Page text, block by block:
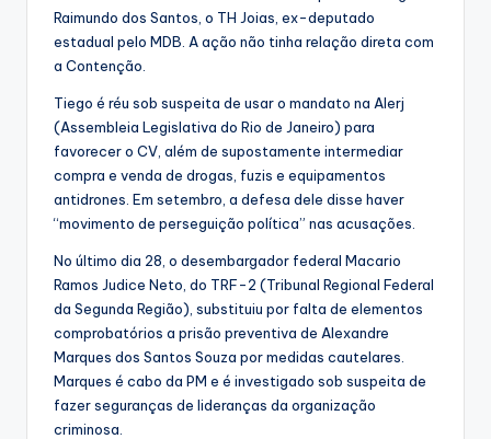
Raimundo dos Santos, o TH Joias, ex-deputado
estadual pelo MDB. A ação não tinha relação direta com
a Contenção.
Tiego é réu sob suspeita de usar o mandato na Alerj
(Assembleia Legislativa do Rio de Janeiro) para
favorecer o CV, além de supostamente intermediar
compra e venda de drogas, fuzis e equipamentos
antidrones. Em setembro, a defesa dele disse haver
“movimento de perseguição política” nas acusações.
No último dia 28, o desembargador federal Macario
Ramos Judice Neto, do TRF-2 (Tribunal Regional Federal
da Segunda Região), substituiu por falta de elementos
comprobatórios a prisão preventiva de Alexandre
Marques dos Santos Souza por medidas cautelares.
Marques é cabo da PM e é investigado sob suspeita de
fazer seguranças de lideranças da organização
criminosa.